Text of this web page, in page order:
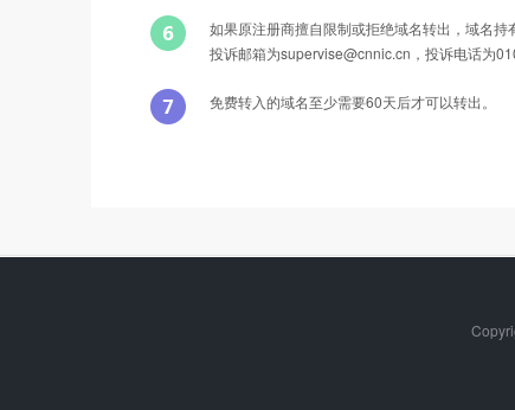
如果原注册商擅自限制或拒绝域名转出，域名
投诉邮箱为supervise@cnnic.cn，投诉电话为
免费转入的域名至少需要60天后才可以转出。
Q 能否转入后办理过户？
转移过程中，DNS解析不会受到影响。如果您选择的